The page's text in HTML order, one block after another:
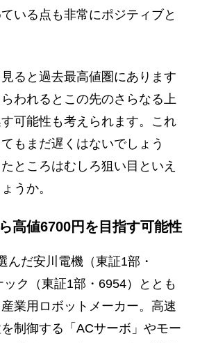
いる点も非常にポジティブと
ると過去最高値圏にあります
われるとこの先のさらなる上
可能性も考えられます。これ
もまだ遅くはないでしょう
ところはむしろ狙い目といえ
うか。
高値6700円を目指す可能性
だ安川電機（東証1部・
ク（東証1部・6954）ととも
業用ロボットメーカー。高速
制御する「ACサーボ」やモー